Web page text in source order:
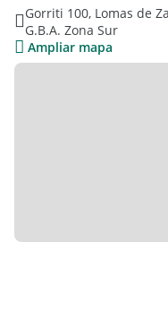
cocina.
Verlo es comprarlo
Gorriti 100, Lomas de
G.B.A. Zona Sur
Ampliar mapa